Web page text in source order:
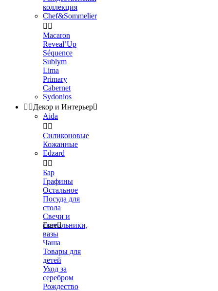
коллекция
Chef&Sommelier
 
Macaron
Reveal’Up
Séquence
Sublym
Lima
Primary
Cabernet
Sydonios
 Декор и Интерьер
Aida
 
Силиконовые
Кожанные
Edzard
 
Бар
Графины
Остальное
Посуда для
стола
Свечи и
светильники,
вазы
Чаша
Товары для
детей
Уход за
серебром
Рождество
Еще